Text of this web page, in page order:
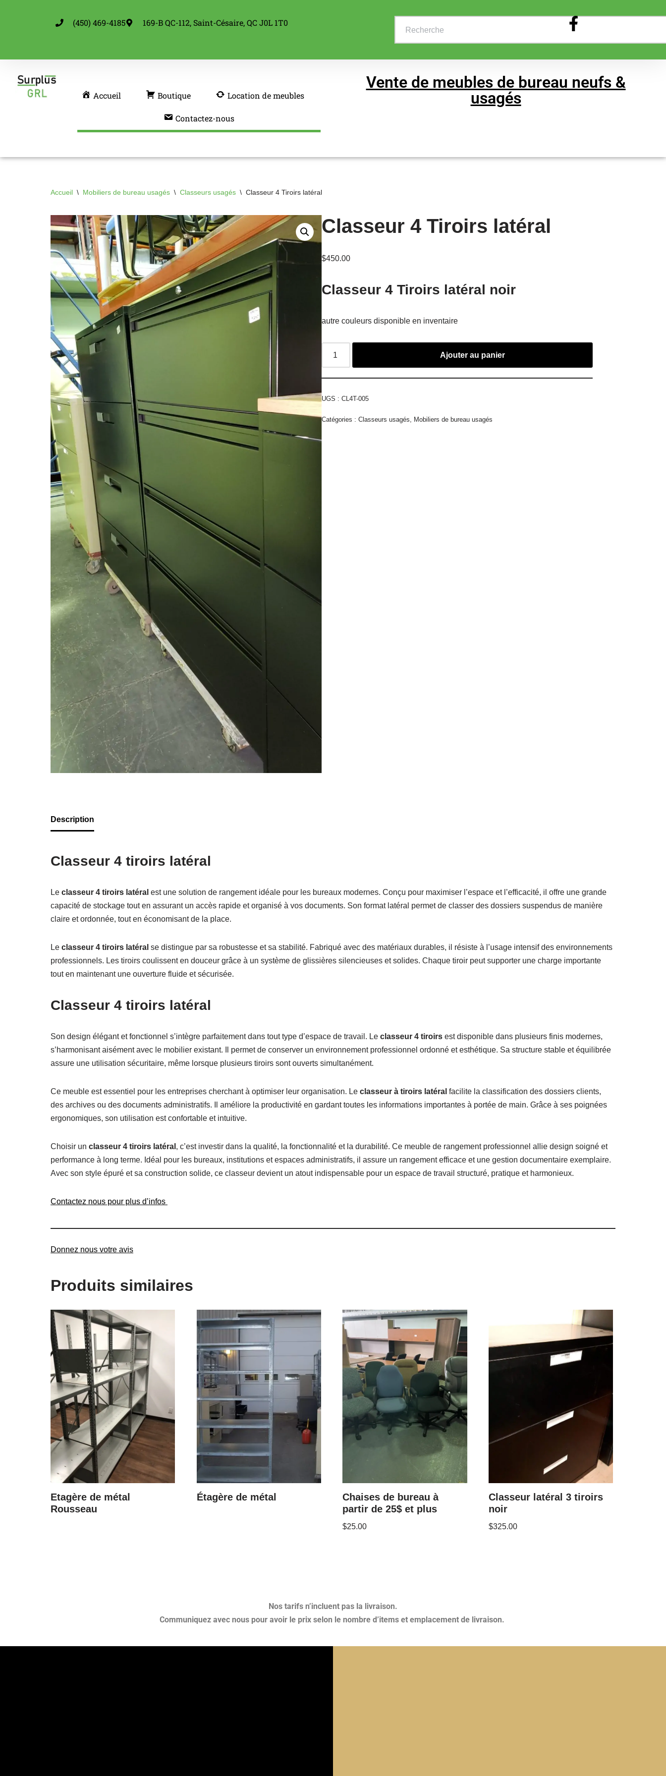
(450) 469-4185 169-B QC-112, Saint-Césaire, QC J0L 1T0
Accueil Boutique Location de meubles
Contactez-nous
Vente de meubles de bureau neufs &
usagés
Accueil \ Mobiliers de bureau usagés \ Classeurs usagés \ Classeur 4 Tiroirs latéral
Classeur 4 Tiroirs latéral
$450.00
Classeur 4 Tiroirs latéral noir
autre couleurs disponible en inventaire
Ajouter au panier
UGS :CL4T-005
Catégories :Classeurs usagés, Mobiliers de bureau usagés
Description
Classeur 4 tiroirs latéral
Le classeur 4 tiroirs latéral est une solution de rangement idéale pour les bureaux modernes. Conçu pour maximiser l’espace et l’efficacité, il offre une grande
capacité de stockage tout en assurant un accès rapide et organisé à vos documents. Son format latéral permet de classer des dossiers suspendus de manière
claire et ordonnée, tout en économisant de la place.
Le classeur 4 tiroirs latéral se distingue par sa robustesse et sa stabilité. Fabriqué avec des matériaux durables, il résiste à l’usage intensif des environnements
professionnels. Les tiroirs coulissent en douceur grâce à un système de glissières silencieuses et solides. Chaque tiroir peut supporter une charge importante
tout en maintenant une ouverture fluide et sécurisée.
Classeur 4 tiroirs latéral
Son design élégant et fonctionnel s’intègre parfaitement dans tout type d’espace de travail. Le classeur 4 tiroirs est disponible dans plusieurs finis modernes,
s’harmonisant aisément avec le mobilier existant. Il permet de conserver un environnement professionnel ordonné et esthétique. Sa structure stable et équilibrée
assure une utilisation sécuritaire, même lorsque plusieurs tiroirs sont ouverts simultanément.
Ce meuble est essentiel pour les entreprises cherchant à optimiser leur organisation. Le classeur à tiroirs latéral facilite la classification des dossiers clients,
des archives ou des documents administratifs. Il améliore la productivité en gardant toutes les informations importantes à portée de main. Grâce à ses poignées
ergonomiques, son utilisation est confortable et intuitive.
Choisir un classeur 4 tiroirs latéral , c’est investir dans la qualité, la fonctionnalité et la durabilité. Ce meuble de rangement professionnel allie design soigné et
performance à long terme. Idéal pour les bureaux, institutions et espaces administratifs, il assure un rangement efficace et une gestion documentaire exemplaire.
Avec son style épuré et sa construction solide, ce classeur devient un atout indispensable pour un espace de travail structuré, pratique et harmonieux.
Contactez nous pour plus d’infos
Donnez nous votre avis
Produits similaires
Etagère de métal
Rousseau
Étagère de métal
Chaises de bureau à
partir de 25$ et plus
$25.00
Classeur latéral 3 tiroirs
noir
$325.00
Nos tarifs n’incluent pas la livraison.
Communiquez avec nous pour avoir le prix selon le nombre d’items et emplacement de livraison.